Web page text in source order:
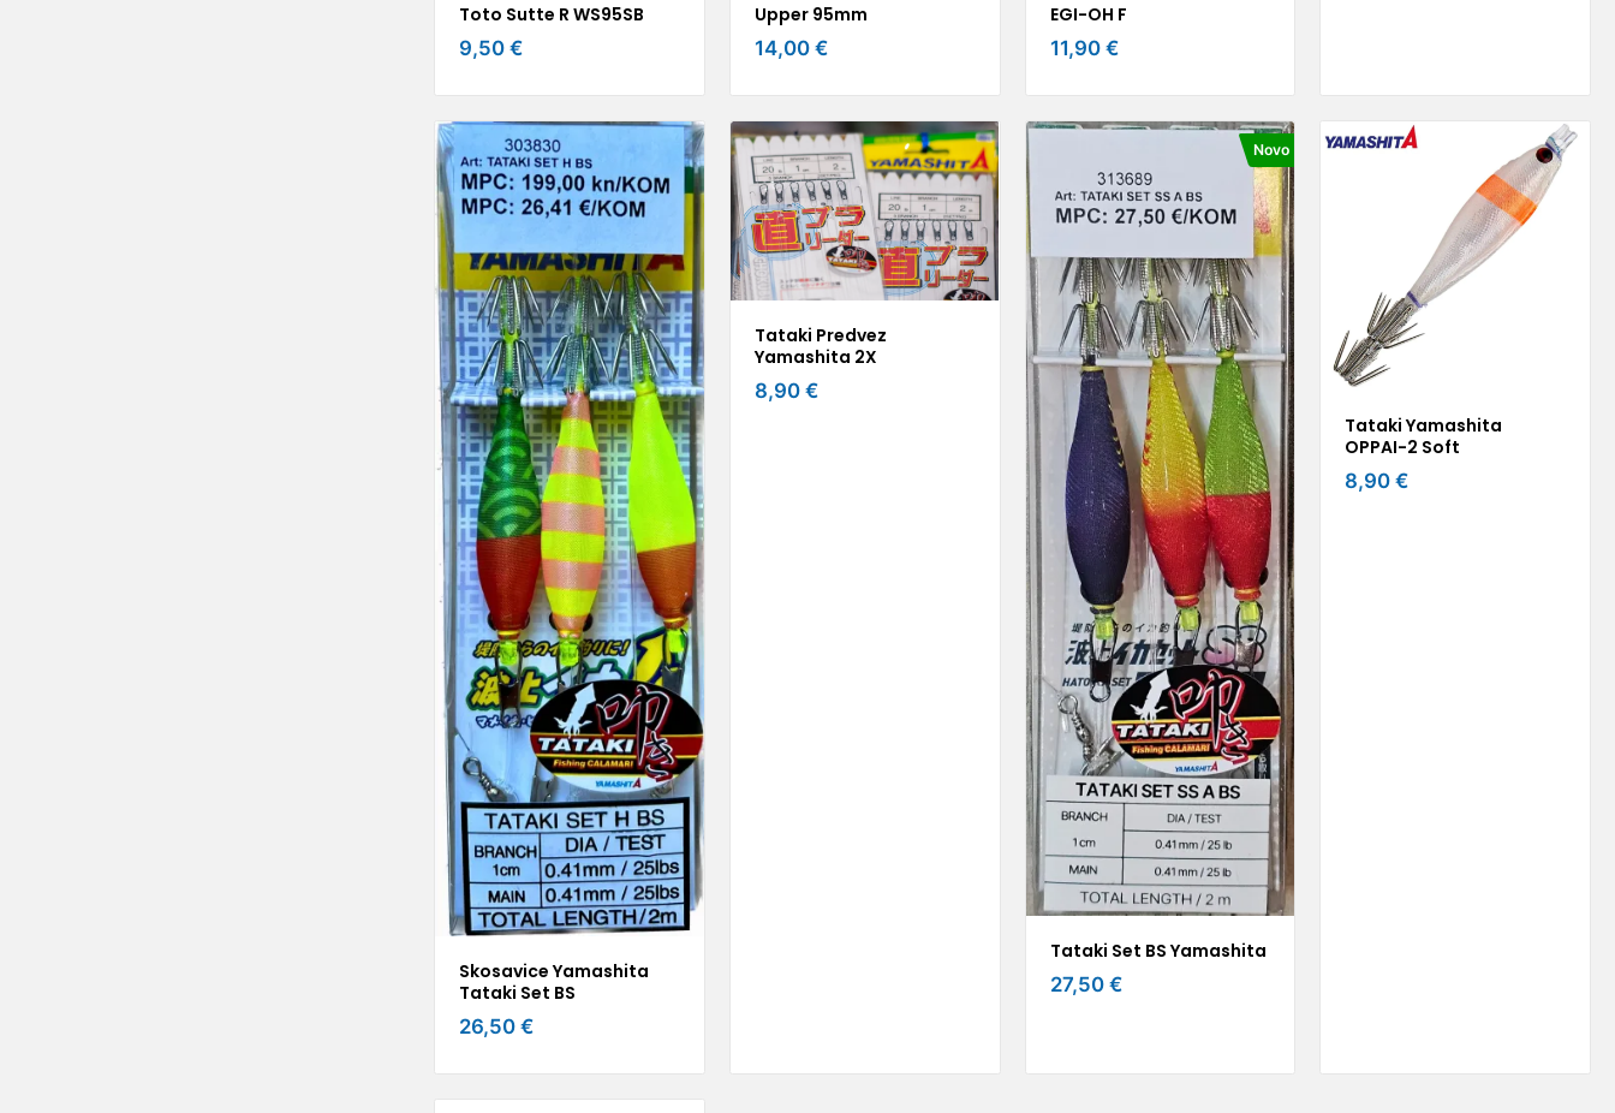
Toto Sutte R WS95SB
9,50 €
Upper 95mm
14,00 €
EGI-OH F
11,90 €
Skosavice Yamashita
Tataki Set BS
26,50 €
Tataki Predvez
Yamashita 2X
8,90 €
Novo
Tataki Set BS Yamashita
27,50 €
Tataki Yamashita
OPPAI-2 Soft
8,90 €